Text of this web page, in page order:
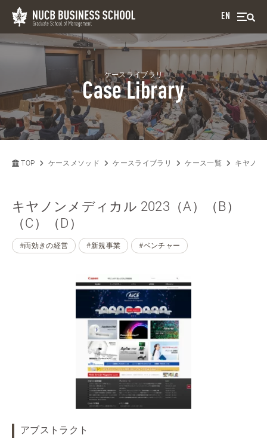
EN
ケースライブラリ
Case Library
TOP ケースメソッド ケースライブラリ ケース一覧 キヤノン
キヤノンメディカル 2023（A）（B）
（C）（D）
#両効きの経営 #新規事業 #ベンチャー
アブストラクト